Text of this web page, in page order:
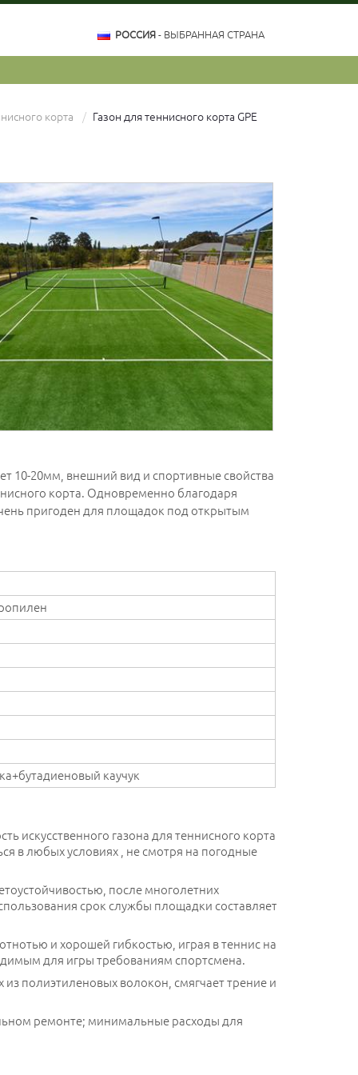
РОССИЯ - ВЫБРАННАЯ СТРАНА
корта Газон для теннисного корта GPE
10-20мм, внешний вид и спортивные свойства
корта. Одновременно благодаря
пригоден для площадок под открытым
каучук
искусственного газона для теннисного корта
в любых условиях , не смотря на погодные
после многолетних
срок службы площадки составляет 5-
и хорошей гибкостью, играя в теннис на
для игры требованиям спортсмена.
полиэтиленовых волокон, смягчает трение и
ремонте; минимальные расходы для